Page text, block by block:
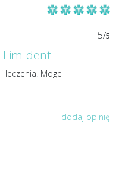
5/5
Lim-dent
leczenia. Moge
dodaj opinię